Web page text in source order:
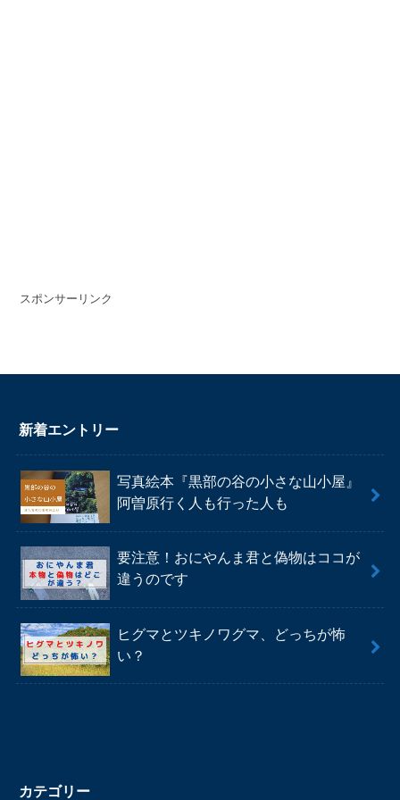
スポンサーリンク
新着エントリー
写真絵本『黒部の谷の小さな山小屋』
阿曽原行く人も行った人も
要注意！おにやんま君と偽物はココが
違うのです
ヒグマとツキノワグマ、どっちが怖
い？
カテゴリー